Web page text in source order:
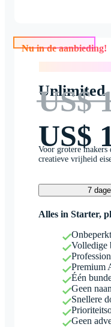
Nu in de aanbieding!
Unlimited
US$
US$
Voor grotere makers
creatieve vrijheid
7
Alles in Starter,
Volledige
Premium
Één
Geen
Snellere
Geen